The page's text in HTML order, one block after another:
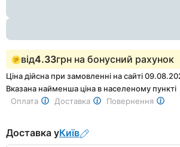
від4.33грн на бонусний рахунок
Ціна дійсна при замовленні на сайті
Вказана найменша ціна в населеному пункті
Оплата
Доставка Повернення
Доставка уКиїв